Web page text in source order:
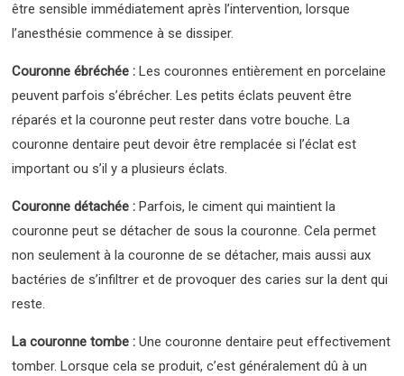
être sensible immédiatement après l’intervention, lorsque
l’anesthésie commence à se dissiper.
Couronne ébréchée : Les couronnes entièrement en porcelaine
peuvent parfois s’ébrécher. Les petits éclats peuvent être
réparés et la couronne peut rester dans votre bouche. La
couronne dentaire peut devoir être remplacée si l’éclat est
important ou s’il y a plusieurs éclats.
Couronne détachée : Parfois, le ciment qui maintient la
couronne peut se détacher de sous la couronne. Cela permet
non seulement à la couronne de se détacher, mais aussi aux
bactéries de s’infiltrer et de provoquer des caries sur la dent qui
reste.
La couronne tombe : Une couronne dentaire peut effectivement
tomber. Lorsque cela se produit, c’est généralement dû à un